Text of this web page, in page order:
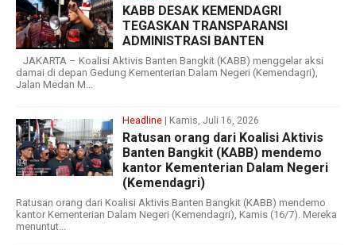
KABB DESAK KEMENDAGRI
TEGASKAN TRANSPARANSI
ADMINISTRASI BANTEN
JAKARTA – Koalisi Aktivis Banten Bangkit (KABB) menggelar aksi
damai di depan Gedung Kementerian Dalam Negeri (Kemendagri),
Jalan Medan M...
Headline | Kamis, Juli 16, 2026
Ratusan orang dari Koalisi Aktivis
Banten Bangkit (KABB) mendemo
kantor Kementerian Dalam Negeri
(Kemendagri)
Ratusan orang dari Koalisi Aktivis Banten Bangkit (KABB) mendemo
kantor Kementerian Dalam Negeri (Kemendagri), Kamis (16/7). Mereka
menuntut...